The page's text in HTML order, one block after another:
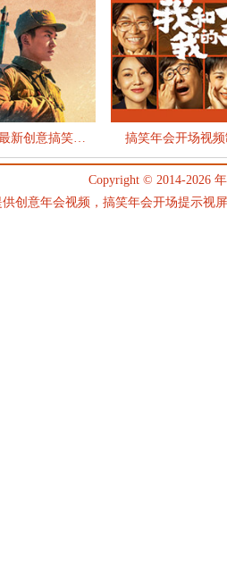
新创意搞笑… 搞笑年会开场视
Copyright © 2014-2026
创意年会视频，搞笑年会开场提示视